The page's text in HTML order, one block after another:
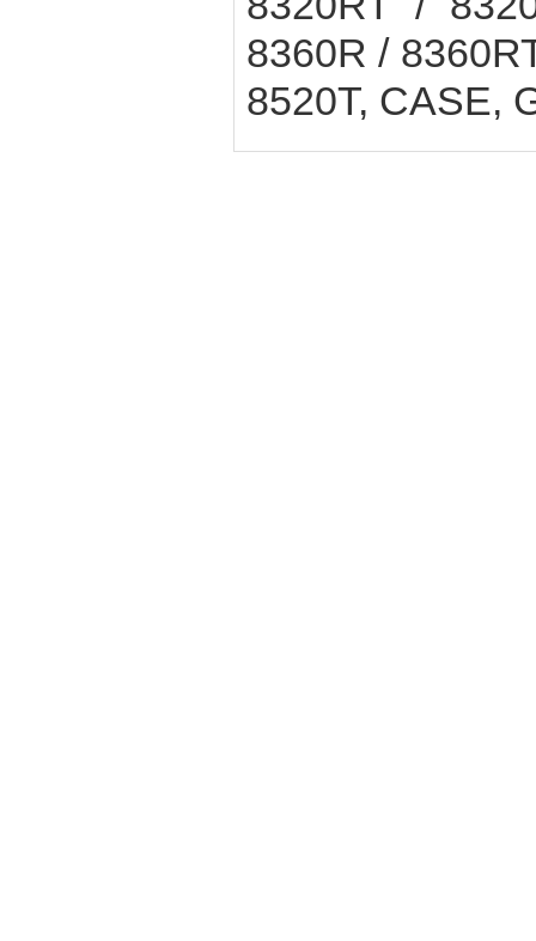
8360R /
8520T, CASE,